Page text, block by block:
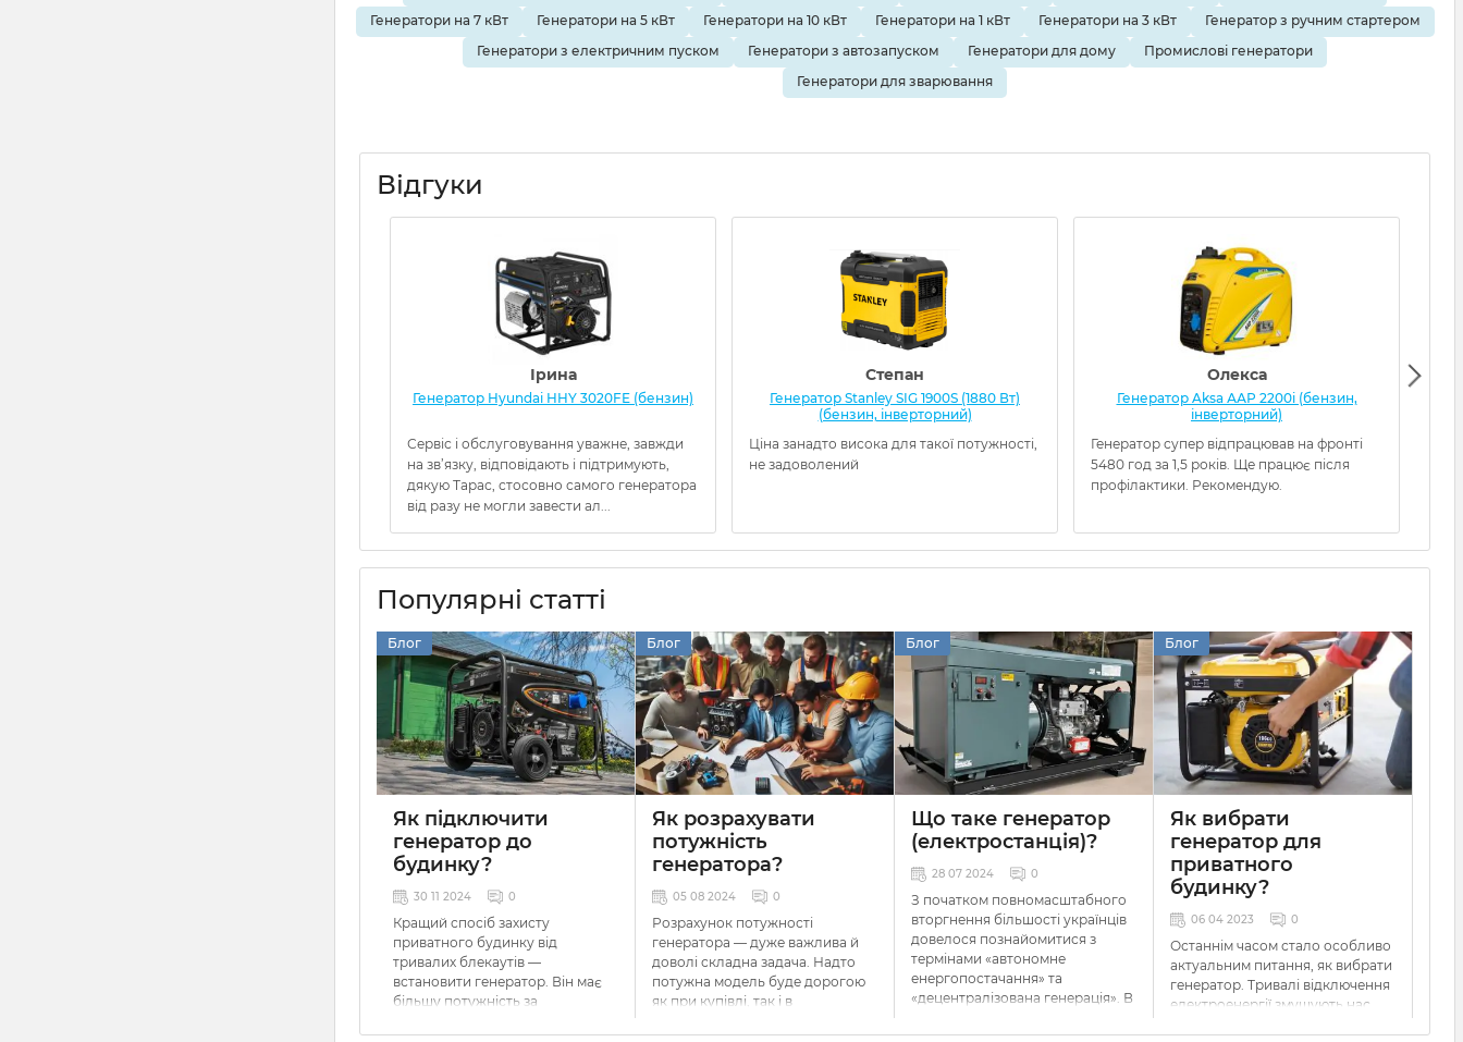
Генератори на 7 кВт
Генератори на 5 кВт Генератори на 10 кВт Генератори на 1 кВт Генератори на 3 кВт
Генератор з ручним стартером
Генератори з електричним пуском
Генератори з автозапуском Генератори для дому
Промислові генератори
Генератори для зварювання
Відгуки
Ірина
Генератор Hyundai HHY 3020FE (бензин)
Сервіс і обслуговування уважне, завжди
на зв’язку, відповідають і підтримують,
дякую Тарас, стосовно самого генератора
від разу не могли завести ал...
Степан
Генератор Stanley SIG 1900S (1880 Вт)
(бензин, інверторний)
Ціна занадто висока для такої потужності,
не задоволений
Олекса
Генератор Aksa ААР 2200i (бензин,
інверторний)
Генератор супер відпрацював на фронті
5480 год за 1,5 років. Ще працює після
профілактики. Рекомендую.
Популярні статті
Блог
Як підключити
генератор до
будинку?
30 11 2024 0
Кращий спосіб захисту
приватного будинку від
тривалих блекаутів —
встановити генератор. Він має
більшу потужність за
Блог
Як розрахувати
потужність
генератора?
05 08 2024 0
Розрахунок потужності
генератора — дуже важлива й
доволі складна задача. Надто
потужна модель буде дорогою
як при купівлі, так і в
Блог
Що таке генератор
(електростанція)?
28 07 2024 0
З початком повномасштабного
вторгнення більшості українців
довелося познайомитися з
термінами «автономне
енергопостачання» та
«децентралізована генерація». В
електрики доводиться шукати
Блог
Як вибрати
генератор для
приватного
будинку?
06 04 2023 0
Останнім часом стало особливо
актуальним питання, як вибрати
генератор . Тривалі відключення
електроенергії змушують нас